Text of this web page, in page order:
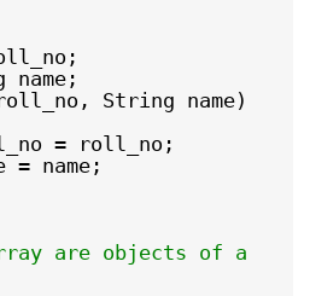
name;
String name)
= roll_no;
= name;
are objects of a